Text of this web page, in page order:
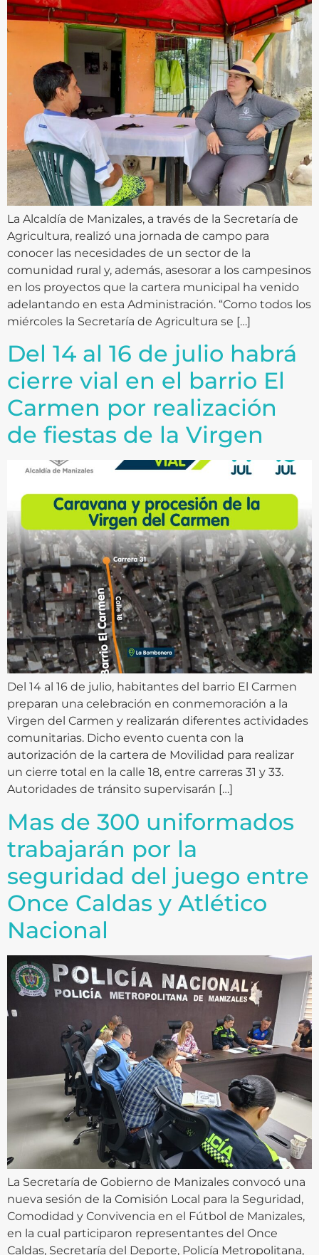
La Alcaldía de Manizales, a través de la Secretaría de
Agricultura, realizó una jornada de campo para
conocer las necesidades de un sector de la
comunidad rural y, además, asesorar a los campesinos
en los proyectos que la cartera municipal ha venido
adelantando en esta Administración. “Como todos los
miércoles la Secretaría de Agricultura se […]
Del 14 al 16 de julio habrá
cierre vial en el barrio El
Carmen por realización
de fiestas de la Virgen
Del 14 al 16 de julio, habitantes del barrio El Carmen
preparan una celebración en conmemoración a la
Virgen del Carmen y realizarán diferentes actividades
comunitarias. Dicho evento cuenta con la
autorización de la cartera de Movilidad para realizar
un cierre total en la calle 18, entre carreras 31 y 33.
Autoridades de tránsito supervisarán […]
Mas de 300 uniformados
trabajarán por la
seguridad del juego entre
Once Caldas y Atlético
Nacional
La Secretaría de Gobierno de Manizales convocó una
nueva sesión de la Comisión Local para la Seguridad,
Comodidad y Convivencia en el Fútbol de Manizales,
en la cual participaron representantes del Once
Caldas, Secretaría del Deporte, Policía Metropolitana,